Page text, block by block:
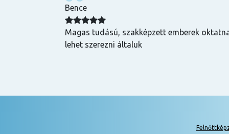
Bence
Magas tudású, szakképzett emberek
lehet szerezni általuk